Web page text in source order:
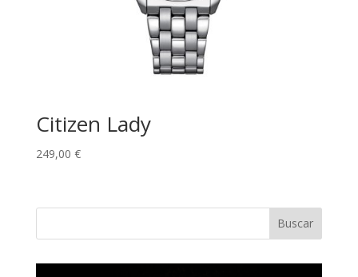
Citizen Lady
249,00 €
Buscar